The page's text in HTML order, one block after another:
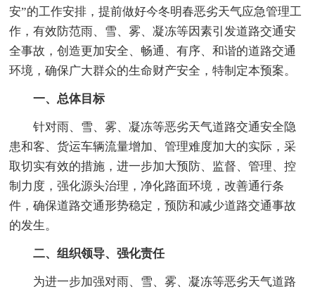
安”的工作安排，提前做好今冬明春恶劣天气应急管理工
作，有效防范雨、雪、雾、凝冻等因素引发道路交通安
全事故，创造更加安全、畅通、有序、和谐的道路交通
环境，确保广大群众的生命财产安全，特制定本预案。
一、总体目标
针对雨、雪、雾、凝冻等恶劣天气道路交通安全隐
患和客、货运车辆流量增加、管理难度加大的实际，采
取切实有效的措施，进一步加大预防、监督、管理、控
制力度，强化源头治理，净化路面环境，改善通行条
件，确保道路交通形势稳定，预防和减少道路交通事故
的发生。
二、组织领导、强化责任
为进一步加强对雨、雪、雾、凝冻等恶劣天气道路